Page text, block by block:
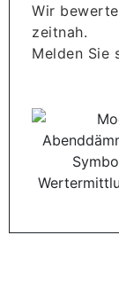
Wir
zeitnah.
Melden Sie